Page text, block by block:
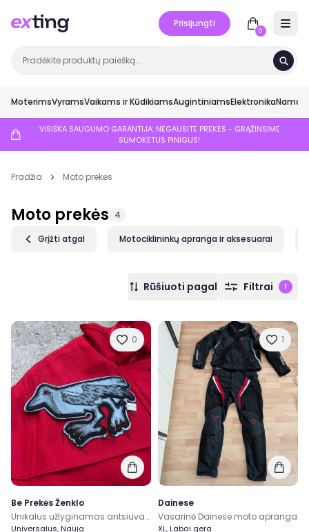
Prisijungti
0
MoterimsVyramsVaikams ir KūdikiamsAugintiniamsElektronikaNamai
VISIŠKA SAUGUMO GARANTIJA: NEGAUSITE PREKĖS - GRĄŽINSIME
SUMOKĖTUS PINIGUS!
Pradžia Moto prekės
Moto prekės 4
Grįžti atgal Motociklininkų apranga ir aksesuarai
Rūšiuoti pagal Filtrai 1
0
Be Prekės Ženklo
Unikalus užlyginamas antsiuvas varna
Universalus, Nauja
1
Dainese
Vasarinė Dainese moto apranga
XL, Labai gera